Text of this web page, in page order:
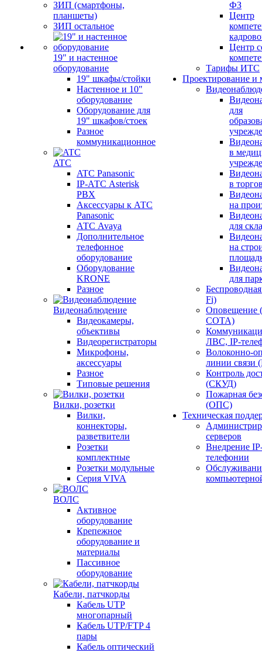
ЗИП (смартфоны,
планшеты)
ЗИП остальное
19" и настенное
оборудование
19" шкафы/стойки
Настенное и 10"
оборудование
Оборудование для
19" шкафов/стоек
Разное
коммуникационное
ATC
ATC Panasonic
IP-АТС Asterisk
PBX
Аксессуары к АТС
Panasonic
АТС Avaya
Дополнительное
телефонное
оборудование
Оборудование
KRONE
Разное
Видеонаблюдение
Видеокамеры,
объективы
Видеорегистраторы
Микрофоны,
аксессуары
Разное
Типовые решения
Вилки, розетки
Вилки,
коннекторы,
разветвители
Розетки
комплектные
Розетки модульные
Серия VIVA
ВОЛС
Активное
оборудование
Крепежное
оборудование и
материалы
Пассивное
оборудование
Кабели, патчкорды
Кабель UTP
многопарный
Кабель UTP/FTP 4
пары
Кабель оптический
ФЗ
Центр
Центр
Тарифы ИТС
Проектирование и
для
в
в
на
для
на
для
Fi)
СОТА)
ЛВС, IP-
Волоконно-
линии
Контроль
(СКУД)
Пожарная
(ОПС)
Техническая
серверов
Внедрение
телефонии